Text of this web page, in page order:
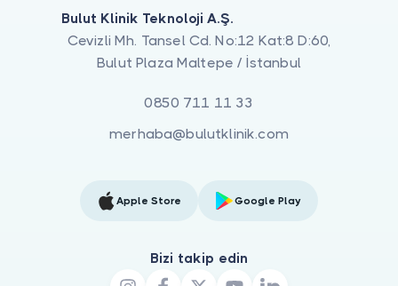
Bulut Klinik Teknoloji A.Ş.
Cevizli Mh. Tansel Cd. No:12 Kat:8 D:60,
Bulut Plaza Maltepe / İstanbul
0850 711 11 33
merhaba@bulutklinik.com
Apple Store Google Play
Bizi takip edin